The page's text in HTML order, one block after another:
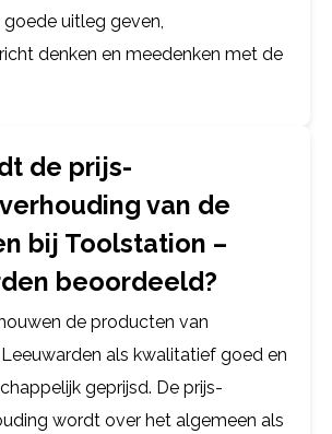
uitleg geven,
denken en meedenken met de
de prijs-
van de
bij Toolstation –
beoordeeld?
de producten van
als kwalitatief goed en
geprijsd. De prijs-
wordt over het algemeen als